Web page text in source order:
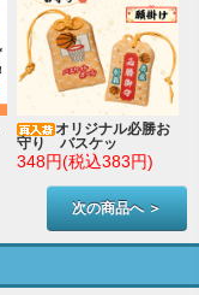
オリジナル必勝お
守り バスケッ
348円(税込383円)
次の商品へ ＞